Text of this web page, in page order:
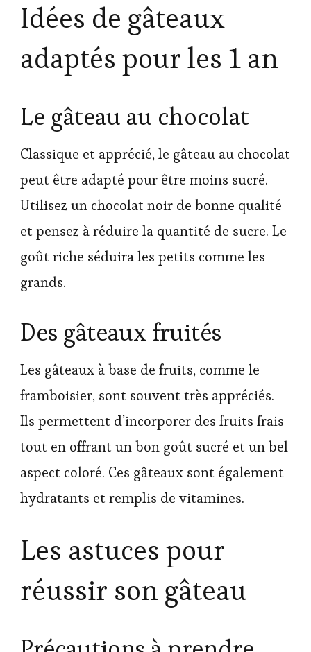
Idées de gâteaux
adaptés pour les 1 an
Le gâteau au chocolat
Classique et apprécié, le gâteau au chocolat
peut être adapté pour être moins sucré.
Utilisez un chocolat noir de bonne qualité
et pensez à réduire la quantité de sucre. Le
goût riche séduira les petits comme les
grands.
Des gâteaux fruités
Les gâteaux à base de fruits, comme le
framboisier, sont souvent très appréciés.
Ils permettent d’incorporer des fruits frais
tout en offrant un bon goût sucré et un bel
aspect coloré. Ces gâteaux sont également
hydratants et remplis de vitamines.
Les astuces pour
réussir son gâteau